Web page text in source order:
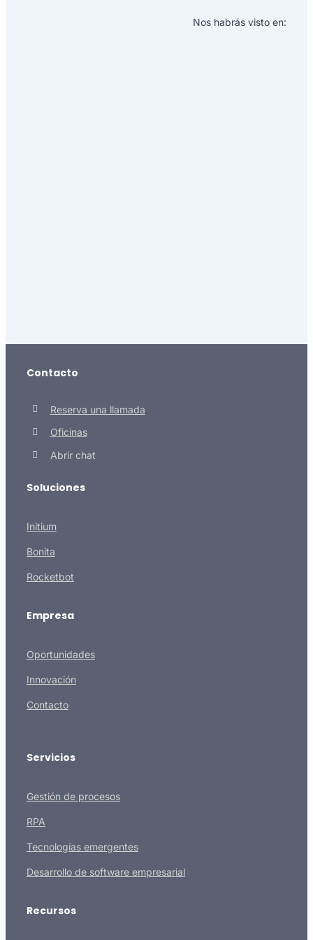
Nos habrás visto en:
Contacto
Reserva una llamada
Oficinas
Abrir chat
Soluciones
Initium
Bonita
Rocketbot
Empresa
Oportunidades
Innovación
Contacto
Servicios
Gestión de procesos
RPA
Tecnologías emergentes
Desarrollo de software empresarial
Recursos